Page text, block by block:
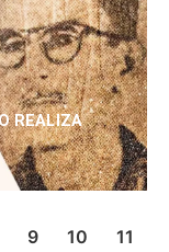
REALIZA
9 10 11